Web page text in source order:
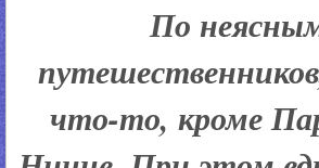
По
что-то, кроме